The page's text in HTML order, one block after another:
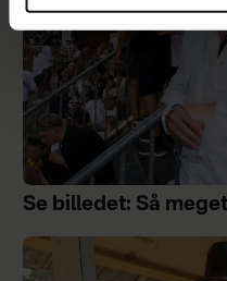
Se billedet: Så